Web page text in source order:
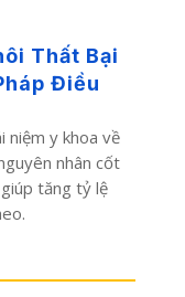
Thất Bại
Điều
niệm y khoa về
nhân cốt
tăng tỷ lệ